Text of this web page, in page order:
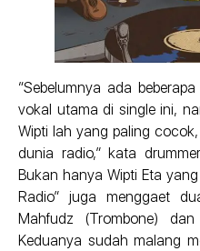
“Sebelumnya ada
vokal utama di single ini,
Wipti lah yang paling
dunia radio,” kata
Bukan hanya Wipti Eta
Radio” juga menggaet
Mahfudz (Trombone)
Keduanya sudah malang